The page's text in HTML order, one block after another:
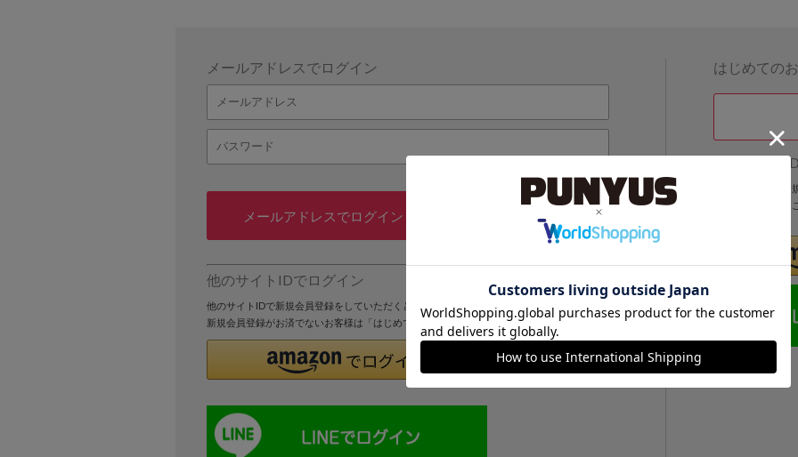
メールアドレスでログイン
メールアドレスでログイン
メールアドレス・パスワードを
他のサイトIDでログイン
他のサイトIDで新規会員登録をしていただくと次回以降、そのIDでログインすることができます。
新規会員登録がお済でないお客様は「はじめてのお客様」より登録をおこなってください。
はじめての
他のサイト
他のサイトIDで
IDでログインする